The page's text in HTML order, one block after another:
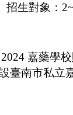
招生對象：
嘉藥學
臺南市私立